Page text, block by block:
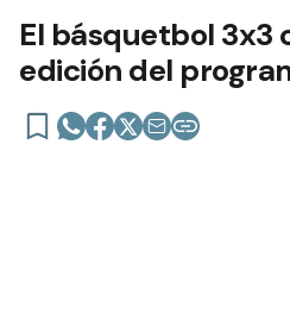
El básquetbol 3x3
edición del